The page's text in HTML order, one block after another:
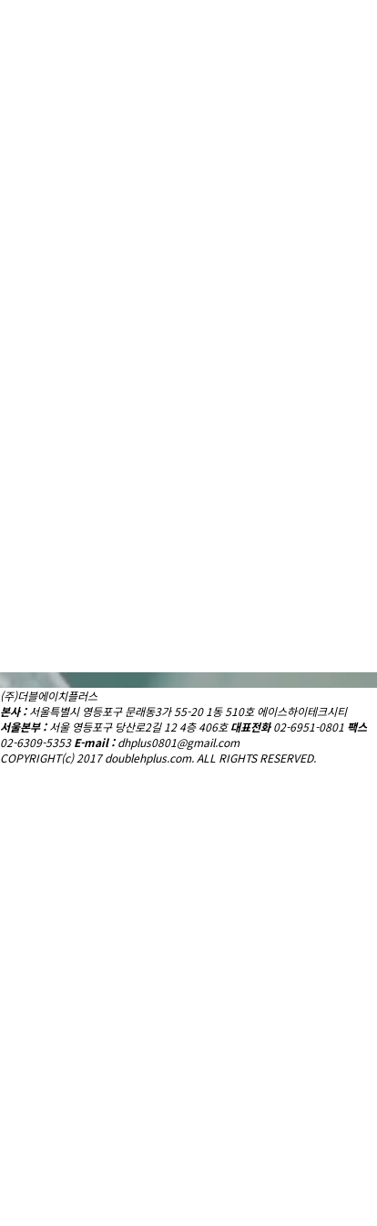
(주)더블에이치플러스
본사 :서울특별시 영등포구 문래동3가 55-20 1동 510호 에이스하이테크시티
서울본부 :서울 영등포구 당산로2길 12 4층 406호대표전화02-6951-0801 팩스
02-6309-5353 E-mail :dhplus0801@gmail.com
COPYRIGHT(c) 2017 doublehplus.com. ALL RIGHTS RESERVED.